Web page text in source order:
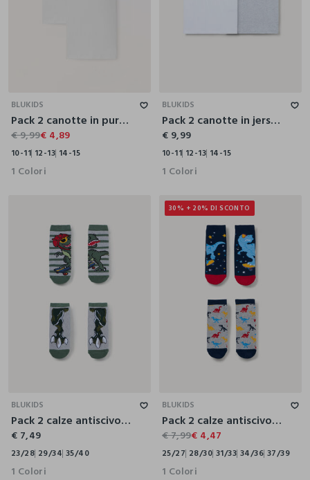
BLUKIDS
Pack 2 canotte in puro cotone ragazzo
€ 9,99€ 4,89
10-11 12-13 14-15
1 Colori
BLUKIDS
Pack 2 canotte in jersey di puro cotone ragazzo
€ 9,99
10-11 12-13 14-15
1 Colori
BLUKIDS
Pack 2 calze antiscivolo in spugna misto cotone
€ 7,49
23/28 29/34 35/40
1 Colori
30% + 20% DI SCONTO
BLUKIDS
Pack 2 calze antiscivolo in spugna misto cotone stretch
€ 7,99€ 4,47
25/27 28/30 31/33 34/36 37/39
1 Colori